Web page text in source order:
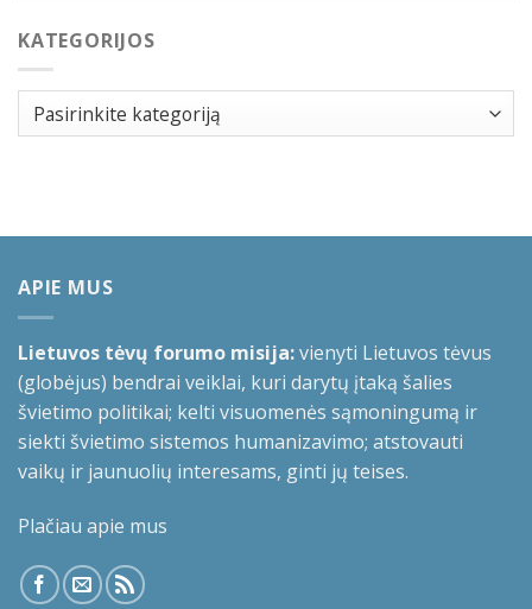
KATEGORIJOS
Kategorijos
APIE MUS
Lietuvos tėvų forumo misija:vienyti Lietuvos tėvus
(globėjus) bendrai veiklai, kuri darytų įtaką šalies
švietimo politikai; kelti visuomenės sąmoningumą ir
siekti švietimo sistemos humanizavimo; atstovauti
vaikų ir jaunuolių interesams, ginti jų teises.
Plačiau apie mus